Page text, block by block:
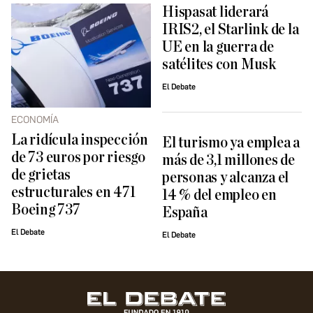
ECONOMÍA
La ridícula inspección
de 73 euros por riesgo
de grietas
estructurales en 471
Boeing 737
El Debate
Hispasat liderará
IRIS2, el Starlink de la
UE en la guerra de
satélites con Musk
El Debate
El turismo ya emplea a
más de 3,1 millones de
personas y alcanza el
14 % del empleo en
España
El Debate